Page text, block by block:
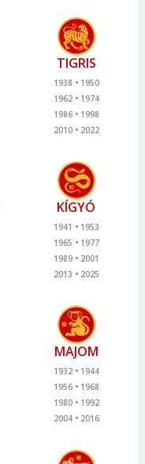
TIGRIS
1938
1950
1962
1974
1986
1998
2010
2022
KÍGYÓ
1941
1953
1965
1977
1989
2001
2013
2025
MAJOM
1932
1944
1956
1968
1980
1992
2004
2016